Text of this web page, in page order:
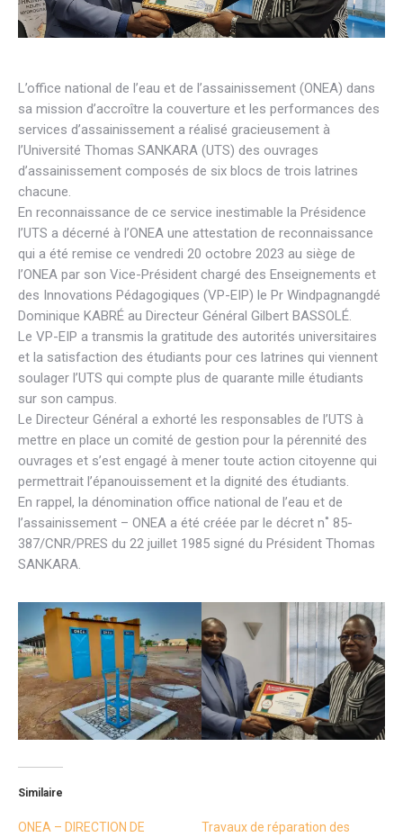
L’office national de l’eau et de l’assainissement (ONEA) dans
sa mission d’accroître la couverture et les performances des
services d’assainissement a réalisé gracieusement à
l’Université Thomas SANKARA (UTS) des ouvrages
d’assainissement composés de six blocs de trois latrines
chacune.
En reconnaissance de ce service inestimable la Présidence
l’UTS a décerné à l’ONEA une attestation de reconnaissance
qui a été remise ce vendredi 20 octobre 2023 au siège de
l’ONEA par son Vice-Président chargé des Enseignements et
des Innovations Pédagogiques (VP-EIP) le Pr Windpagnangdé
Dominique KABRÉ au Directeur Général Gilbert BASSOLÉ.
Le VP-EIP a transmis la gratitude des autorités universitaires
et la satisfaction des étudiants pour ces latrines qui viennent
soulager l’UTS qui compte plus de quarante mille étudiants
sur son campus.
Le Directeur Général a exhorté les responsables de l’UTS à
mettre en place un comité de gestion pour la pérennité des
ouvrages et s’est engagé à mener toute action citoyenne qui
permettrait l’épanouissement et la dignité des étudiants.
En rappel, la dénomination office national de l’eau et de
l’assainissement – ONEA a été créée par le décret n˚ 85-
387/CNR/PRES du 22 juillet 1985 signé du Président Thomas
SANKARA.
Similaire
ONEA – DIRECTION DE
Travaux de réparation des